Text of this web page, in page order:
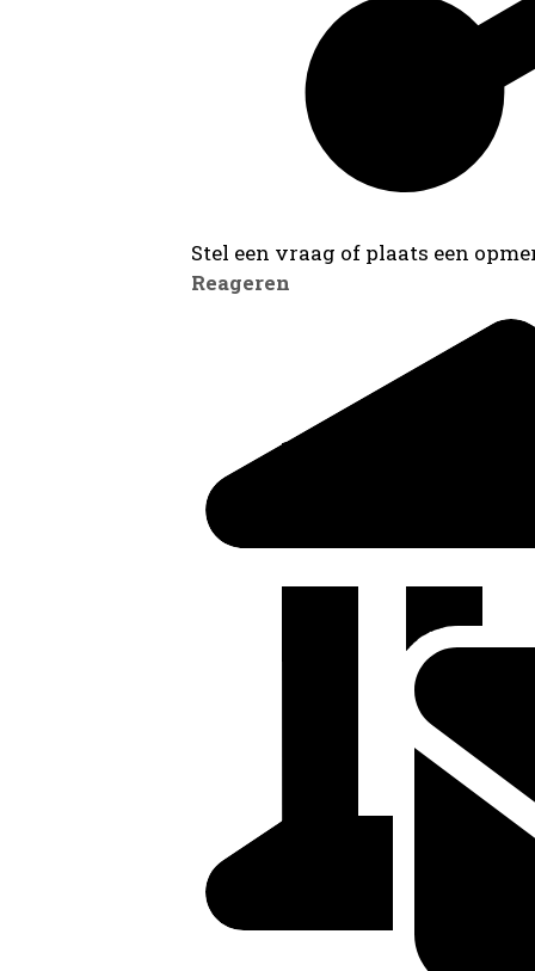
Stel een vraag of plaats een
Reageren